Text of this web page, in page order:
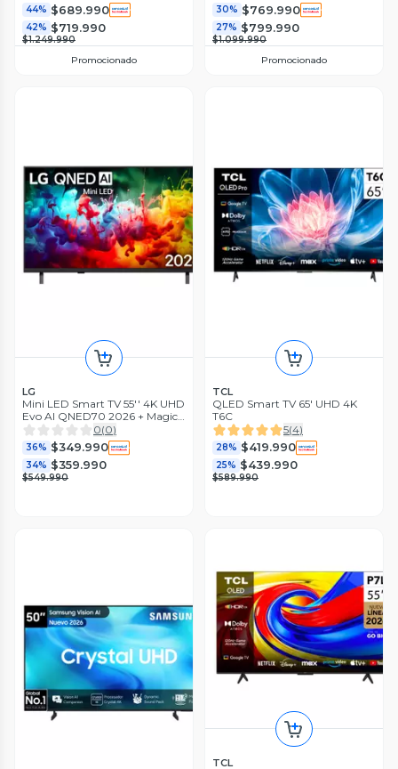
44% $689.990
42% $719.990
$1.249.990
Promocionado
30% $769.990
27% $799.990
$1.099.990
Promocionado
LG
Mini LED Smart TV 55'' 4K UHD
Evo AI QNED70 2026 + Magic
Remote Control
0(0)
36% $349.990
34% $359.990
$549.990
TCL
QLED Smart TV 65' UHD 4K
T6C
5(4)
28% $419.990
25% $439.990
$589.990
TCL